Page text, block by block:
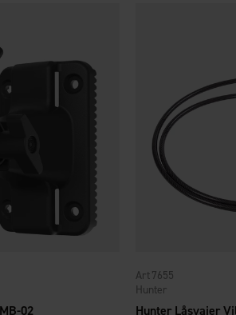
02 Hunter Låsvajer
Hunter
7655